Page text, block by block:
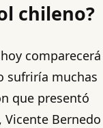
chileno?
comparecerá
sufriría muchas
que presentó
Vicente Bernedo